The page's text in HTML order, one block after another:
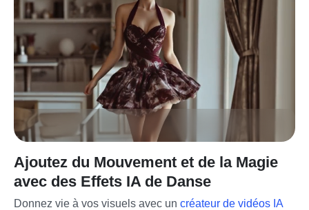
Ajoutez du Mouvement et de la Magie
avec des Effets IA de Danse
Donnez vie à vos visuels avec un créateur de vidéos IA